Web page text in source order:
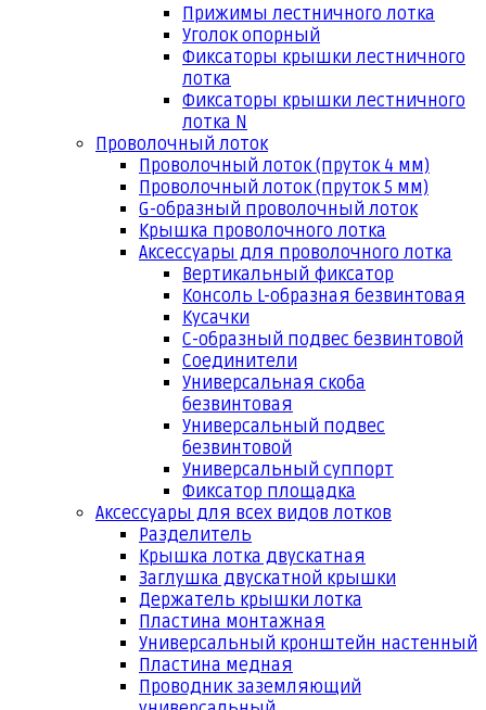
Прижимы лестничного лотка
Уголок опорный
Фиксаторы крышки лестничного
лотка
Фиксаторы крышки лестничного
лотка N
Проволочный лоток
Проволочный лоток (пруток 4 мм)
Проволочный лоток (пруток 5 мм)
G-образный проволочный лоток
Крышка проволочного лотка
Аксессуары для проволочного лотка
Вертикальный фиксатор
Консоль L-образная безвинтовая
Кусачки
С-образный подвес безвинтовой
Соединители
Универсальная скоба
безвинтовая
Универсальный подвес
безвинтовой
Универсальный суппорт
Фиксатор площадка
Аксессуары для всех видов лотков
Разделитель
Крышка лотка двускатная
Заглушка двускатной крышки
Держатель крышки лотка
Пластина монтажная
Универсальный кронштейн настенный
Пластина медная
Проводник заземляющий